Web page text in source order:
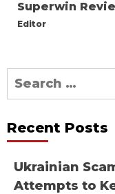
Superwin
Editor
Search
for:
Recent Posts
Ukrainian
Attempts to